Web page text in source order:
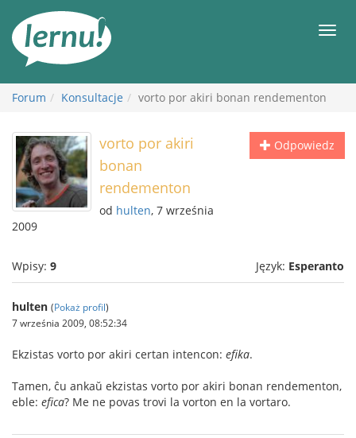
Forum Konsultacje vorto por akiri bonan rendementon
Odpowiedz
vorto por akiri
bonan
rendementon
od hulten, 7 września
2009
Wpisy: 9 Język: Esperanto
hulten (Pokaż profil)
7 września 2009, 08:52:34
Ekzistas vorto por akiri certan intencon: efika.
Tamen, ĉu ankaŭ ekzistas vorto por akiri bonan rendementon,
eble: efica? Me ne povas trovi la vorton en la vortaro.